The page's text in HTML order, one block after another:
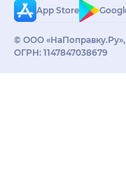
App Store
© ООО
ОГРН: 1147847038679